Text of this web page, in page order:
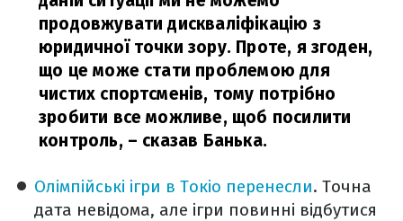
продовжувати дискваліфікацію з
юридичної точки зору. Проте, я згоден,
що це може стати проблемою для
чистих спортсменів, тому потрібно
зробити все можливе, щоб посилити
контроль, – сказав Банька.
Олімпійські ігри в Токіо перенесли. Точна
дата невідома, але ігри повинні відбутися